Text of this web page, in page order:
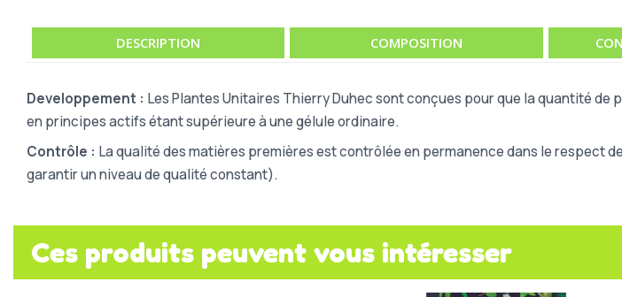
DESCRIPTION COMPOSITION
Developpement : Les Plantes Unitaires Thierry Duhec sont conçues pour que la quantité
en principes actifs étant supérieure à une gélule ordinaire.
Contrôle : La qualité des matières premières est contrôlée en permanence dans le
garantir un niveau de qualité constant).
Ces produits peuvent vous intéresser